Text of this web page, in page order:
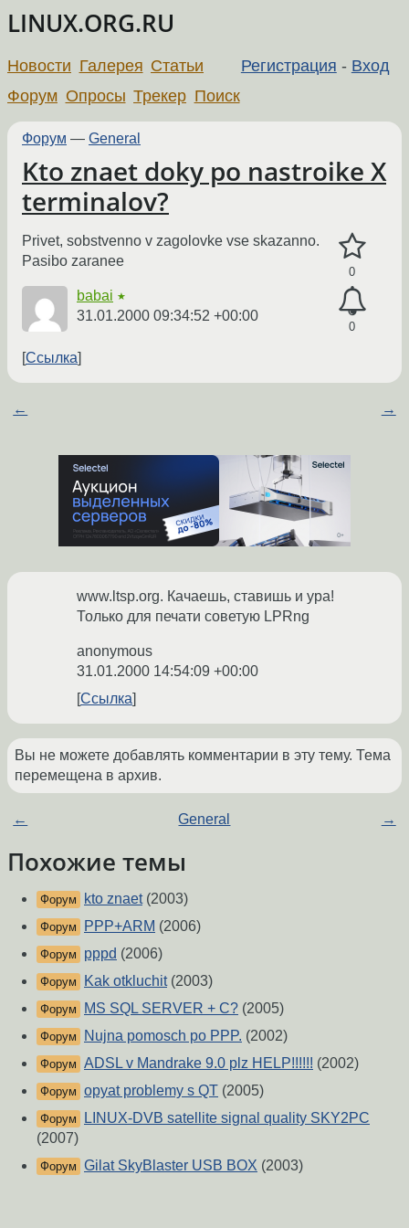
LINUX.ORG.RU
Регистрация - Вход
Новости Галерея Статьи
Форум Опросы Трекер Поиск
Форум — General
Kto znaet doky po nastroike X
terminalov?
0
0
Privet, sobstvenno v zagolovke vse skazanno.
Pasibo zaranee
babai ★
31.01.2000 09:34:52 +00:00
Ссылка
← →
www.ltsp.org. Качаешь, ставишь и ура!
Только для печати советую LPRng
anonymous
31.01.2000 14:54:09 +00:00
Ссылка
Вы не можете добавлять комментарии в эту тему. Тема
перемещена в архив.
← General →
Похожие темы
Форум kto znaet(2003)
Форум PPP+ARM (2006)
Форум pppd (2006)
Форум Kak otkluchit(2003)
Форум MS SQL SERVER + C? (2005)
Форум Nujna pomosch po PPP. (2002)
Форум ADSL v Mandrake 9.0 plz HELP!!!!!! (2002)
Форум opyat problemy s QT (2005)
Форум
LINUX-DVB satellite signal quality SKY2PC
(2007)
Форум Gilat SkyBlaster USB BOX (2003)